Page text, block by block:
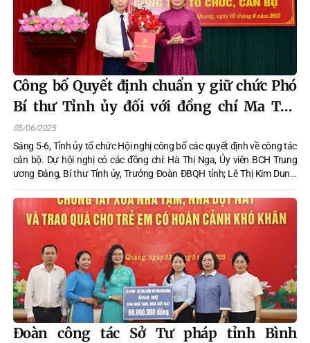
Công bố Quyết định chuẩn y giữ chức Phó
Bí thư Tỉnh ủy đối với đồng chí Ma Thế
Hồng
05/06/2025
Sáng 5-6, Tỉnh ủy tổ chức Hội nghị công bố các quyết định về công tác
cán bộ. Dự hội nghị có các đồng chí: Hà Thị Nga, Ủy viên BCH Trung
ương Đảng, Bí thư Tỉnh ủy, Trưởng Đoàn ĐBQH tỉnh; Lê Thị Kim Dung,
Phó Bí thư Thường trực Tỉnh ủy, Chủ tịch HĐND tỉnh; Nguyễn Văn Sơn,
Phó Bí thư Tỉnh ủy, Chủ tịch UBND tỉnh; các đồng chí Ủy viên Ban
Thường vụ Tỉnh ủy, Ủy viên BCH Đảng bộ tỉnh; lãnh đạo các sở, ngành,
các huyện thành phố.
Đoàn công tác Sở Tư pháp tỉnh Bình